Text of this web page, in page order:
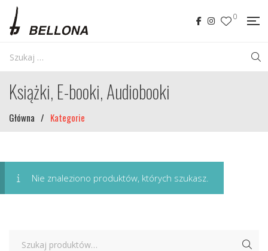
0
Książki, E-booki, Audiobooki
Główna / Kategorie
Nie znaleziono produktów, których szukasz.